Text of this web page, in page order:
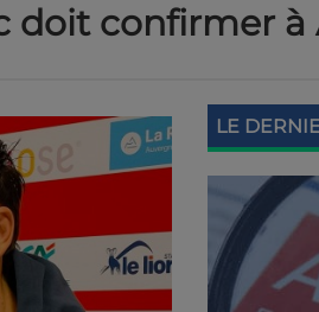
doit confirmer
LE